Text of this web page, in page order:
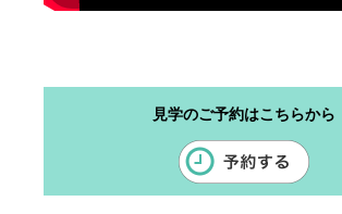
見学のご予約はこちらから